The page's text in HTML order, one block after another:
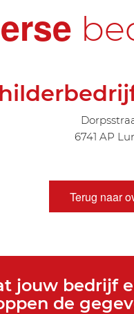
6741 AP
Terug naar
jouw bedrijf
de